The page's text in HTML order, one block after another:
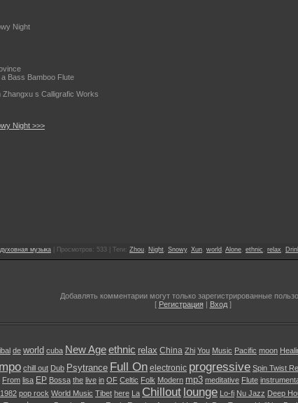
Night
Bass Bamboo Flute
s Calligrafic Works
Night >>>
музыка | Просмотров: 533 | Теги: Zhou, Night, Snowy, Xun, world , Alone, ethnic , relax ,
Добавлять комментарии могут только зарегистрированные
[ Регистрация| Вход]
de world cuba New Ageethnic relax China Zhi You Music Pacific moon
chill out Dub Psytrance Full On electronic progressive Spin Twist
From lisa EP Bossa the live in OF Celtic Folk Modern mp3 meditative Flute
1982 pop rock World Music Tibet here La Chillout lounge Lo-fi Nu Jazz Deep